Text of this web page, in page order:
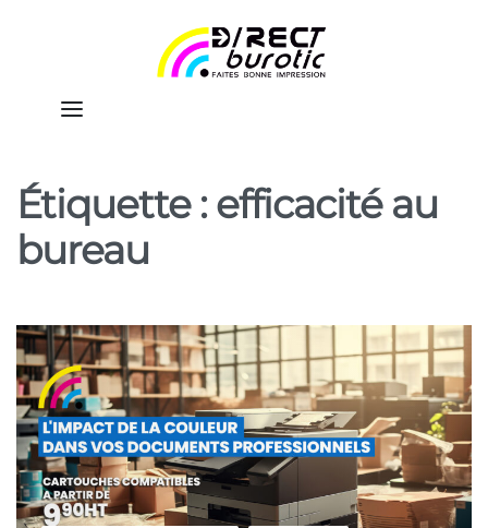
Étiquette :efficacité au
bureau